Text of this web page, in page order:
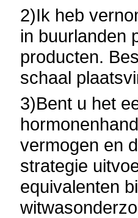
2)Ik heb
in buurlanden
producten.
schaal
3)Bent u het
vermogen en
strategie
equivalenten